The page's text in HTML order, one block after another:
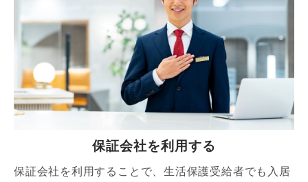
保証会社を利用する
保証会社を利用することで、生活保護受給者でも入居